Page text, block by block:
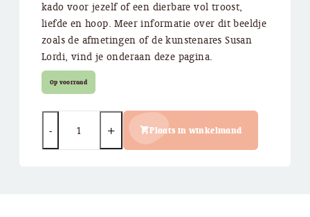
was:
€ 62,95.
is:
€ 45,00.
kado voor jezelf of een dierbare vol troost,
liefde en hoop. Meer informatie over dit beeldje
zoals de afmetingen of de kunstenares Susan
Lordi, vind je onderaan deze pagina.
Op voorraad
Plaats in winkelmand